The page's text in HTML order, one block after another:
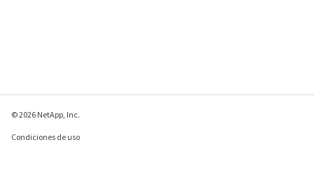
© 2026 NetApp, Inc.
Condiciones de uso